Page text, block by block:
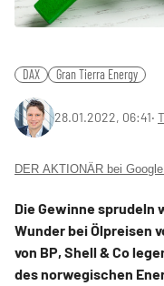
DAX Gran Tierra Energy
28.01.2022, 06:41‧
DER AKTIONÄR bei
Die Gewinne sprudeln
Wunder bei Ölpreisen
von BP, Shell & Co
des norwegischen